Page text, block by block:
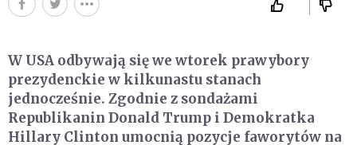
W USA odbywają się we wtorek prawybory
prezydenckie w kilkunastu stanach
jednocześnie. Zgodnie z sondażami
Republikanin Donald Trump i Demokratka
Hillary Clinton umocnią pozycje faworytów na